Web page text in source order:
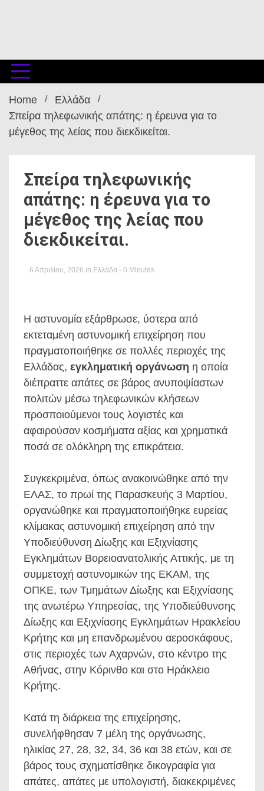
Home
Ελλάδα
Σπείρα τηλεφωνικής απάτης: η έρευνα για το
μέγεθος της λείας που διεκδικείται.
Σπείρα τηλεφωνικής
απάτης: η έρευνα για το
μέγεθος της λείας που
διεκδικείται.
6 Απριλίου, 2026 in Ελλάδα - 0 Minutes
Η αστυνομία εξάρθρωσε, ύστερα από
εκτεταμένη αστυνομική επιχείρηση που
πραγματοποιήθηκε σε πολλές περιοχές της
Ελλάδας, εγκληματική οργάνωση η οποία
διέπραττε απάτες σε βάρος ανυποψίαστων
πολιτών μέσω τηλεφωνικών κλήσεων
προσποιούμενοι τους λογιστές και
αφαιρούσαν κοσμήματα αξίας και χρηματικά
ποσά σε ολόκληρη της επικράτεια.
Συγκεκριμένα, όπως ανακοινώθηκε από την
ΕΛΑΣ, το πρωί της Παρασκευής 3 Μαρτίου,
οργανώθηκε και πραγματοποιήθηκε ευρείας
κλίμακας αστυνομική επιχείρηση από την
Υποδιεύθυνση Δίωξης και Εξιχνίασης
Εγκλημάτων Βορειοανατολικής Αττικής, με τη
συμμετοχή αστυνομικών της ΕΚΑΜ, της
ΟΠΚΕ, των Τμημάτων Δίωξης και Εξιχνίασης
της ανωτέρω Υπηρεσίας, της Υποδιεύθυνσης
Δίωξης και Εξιχνίασης Εγκλημάτων Ηρακλείου
Κρήτης και μη επανδρωμένου αεροσκάφους,
στις περιοχές των Αχαρνών, στο κέντρο της
Αθήνας, στην Κόρινθο και στο Ηράκλειο
Κρήτης.
Κατά τη διάρκεια της επιχείρησης,
συνελήφθησαν 7 μέλη της οργάνωσης,
ηλικίας 27, 28, 32, 34, 36 και 38 ετών, και σε
βάρος τους σχηματίσθηκε δικογραφία για
απάτες, απάτες με υπολογιστή, διακεκριμένες